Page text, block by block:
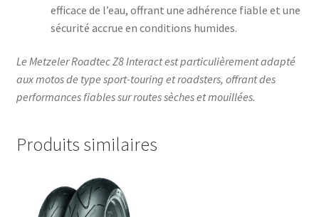
efficace de l’eau, offrant une adhérence fiable et une
sécurité accrue en conditions humides.
Le Metzeler Roadtec Z8 Interact est particulièrement adapté
aux motos de type sport-touring et roadsters, offrant des
performances fiables sur routes sèches et mouillées.
Produits similaires